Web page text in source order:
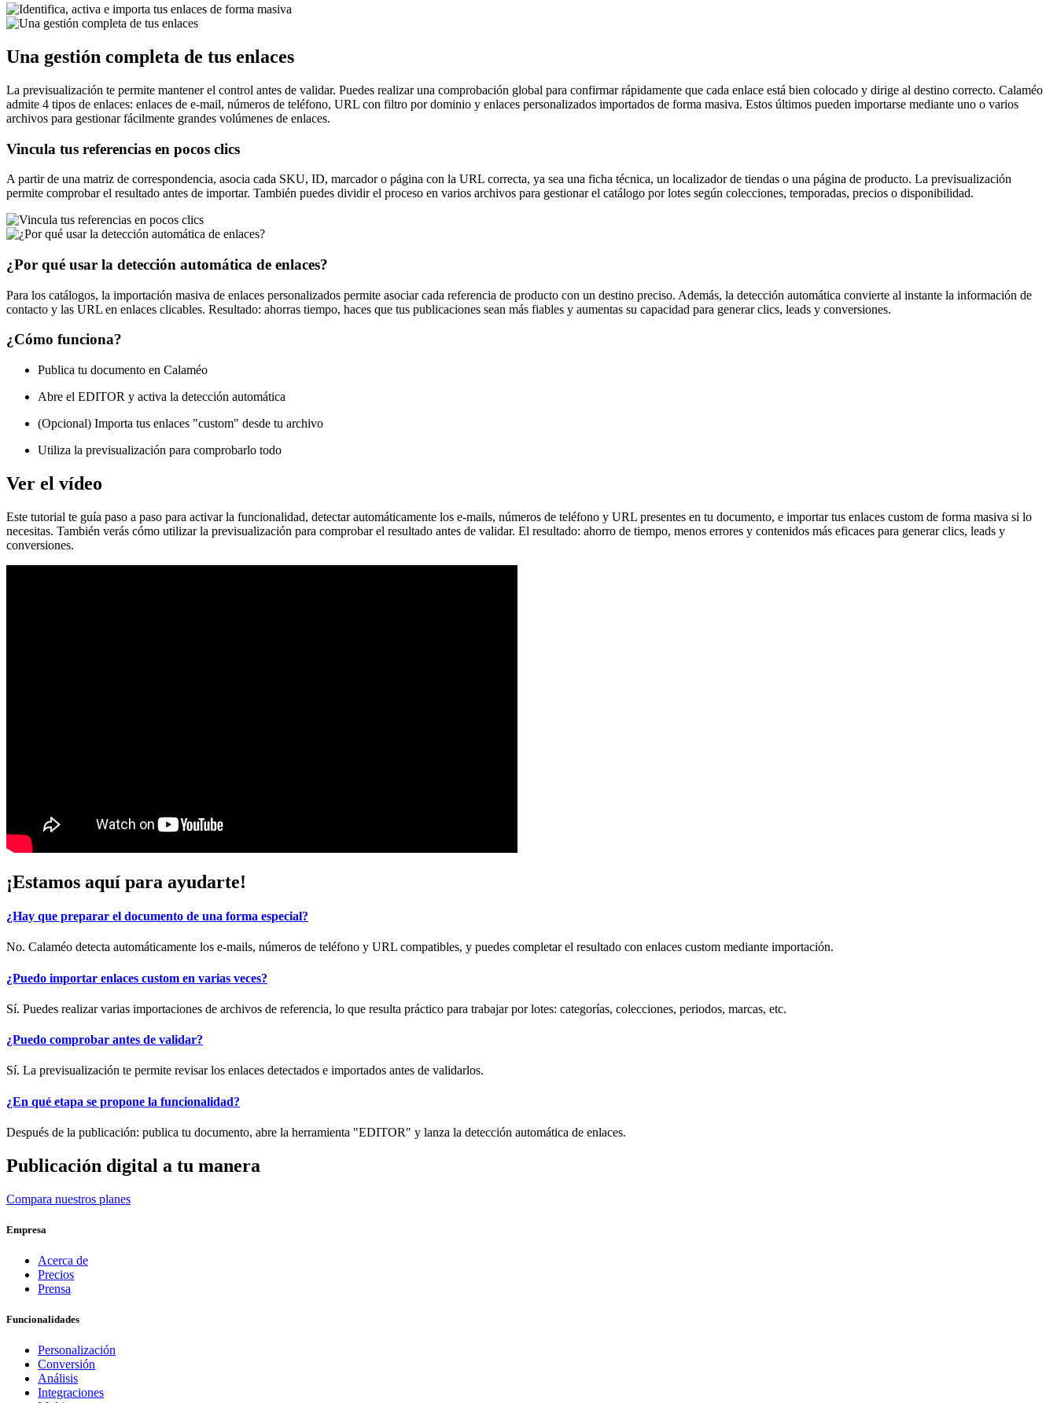
Una gestión completa de tus enlaces
La previsualización te permite mantener el control antes de validar. Puedes realizar una comprobación global para confirmar rápidamente que cada enlace está bien colocado y dirige al destino correcto. Calaméo
admite 4 tipos de enlaces: enlaces de e-mail, números de teléfono, URL con filtro por dominio y enlaces personalizados importados de forma masiva. Estos últimos pueden importarse mediante uno o varios
archivos para gestionar fácilmente grandes volúmenes de enlaces.
Vincula tus referencias en pocos clics
A partir de una matriz de correspondencia, asocia cada SKU, ID, marcador o página con la URL correcta, ya sea una ficha técnica, un localizador de tiendas o una página de producto. La previsualización
permite comprobar el resultado antes de importar. También puedes dividir el proceso en varios archivos para gestionar el catálogo por lotes según colecciones, temporadas, precios o disponibilidad.
¿Por qué usar la detección automática de enlaces?
Para los catálogos, la importación masiva de enlaces personalizados permite asociar cada referencia de producto con un destino preciso. Además, la detección automática convierte al instante la información de
contacto y las URL en enlaces clicables. Resultado: ahorras tiempo, haces que tus publicaciones sean más fiables y aumentas su capacidad para generar clics, leads y conversiones.
¿Cómo funciona?
Publica tu documento en Calaméo
Abre el EDITOR y activa la detección automática
(Opcional) Importa tus enlaces "custom" desde tu archivo
Utiliza la previsualización para comprobarlo todo
Ver el vídeo
Este tutorial te guía paso a paso para activar la funcionalidad, detectar automáticamente los e-mails, números de teléfono y URL presentes en tu documento, e importar tus enlaces custom de forma masiva si lo
necesitas. También verás cómo utilizar la previsualización para comprobar el resultado antes de validar. El resultado: ahorro de tiempo, menos errores y contenidos más eficaces para generar clics, leads y
conversiones.
¡Estamos aquí para ayudarte!
¿Hay que preparar el documento de una forma especial?
No. Calaméo detecta automáticamente los e-mails, números de teléfono y URL compatibles, y puedes completar el resultado con enlaces custom mediante importación.
¿Puedo importar enlaces custom en varias veces?
Sí. Puedes realizar varias importaciones de archivos de referencia, lo que resulta práctico para trabajar por lotes: categorías, colecciones, periodos, marcas, etc.
¿Puedo comprobar antes de validar?
Sí. La previsualización te permite revisar los enlaces detectados e importados antes de validarlos.
¿En qué etapa se propone la funcionalidad?
Después de la publicación: publica tu documento, abre la herramienta "EDITOR" y lanza la detección automática de enlaces.
Publicación digital a tu manera
Compara nuestros planes
Empresa
Acerca de
Precios
Prensa
Funcionalidades
Personalización
Conversión
Análisis
Integraciones